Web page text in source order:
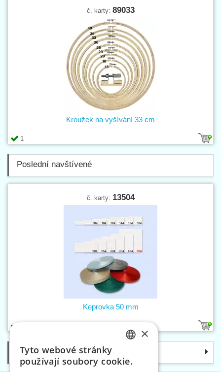
č. karty: 89033
1
Kroužek na vyšívání 33 cm
Poslední navštívené
č. karty: 13504
Keprovka 50 mm
Kategorie
×
Tyto webové stránky
používají soubory cookie.